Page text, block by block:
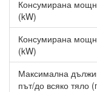
Cooper
Консумирана
(kW)
Консумирана
(kW)
Максимална
път/до всяко тяло